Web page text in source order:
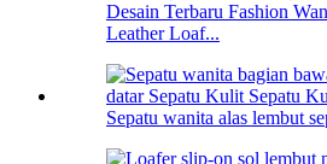
Desain Terbaru Fashion
Leather Loaf...
Sepatu wanita alas lembut